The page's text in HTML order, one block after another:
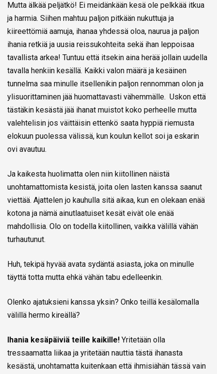
Mutta älkää peljätkö! Ei meidänkään kesä ole pelkkää itkua
ja harmia. Siihen mahtuu paljon pitkään nukuttuja ja
kiireettömiä aamuja, ihanaa yhdessä oloa, naurua ja paljon
ihania retkiä ja uusia reissukohteita sekä ihan leppoisaa
tavallista arkea! Tuntuu että itsekin aina herää jollain uudella
tavalla henkiin kesällä. Kaikki valon määrä ja kesäinen
tunnelma saa minulle itsellenikin paljon rennomman olon ja
ylisuorittaminen jää huomattavasti vähemmälle. Uskon että
tästäkin kesästä jää ihanat muistot koko perheelle mutta
valehtelisin jos väittäisin ettenkö saata hyppiä riemusta
elokuun puolessa välissä, kun koulun kellot soi ja eskarin
ovi avautuu.
Ja kaikesta huolimatta olen niin kiitollinen näistä
unohtamattomista kesistä, joita olen lasten kanssa saanut
viettää. Ajattelen jo kauhulla sitä aikaa, kun en olekaan enää
kotona ja nämä ainutlaatuiset kesät eivät ole enää
mahdollisia. Olo on todella kiitollinen, vaikka välillä vähän
turhautunut.
Huh, tekipä hyvää avata sydäntä asiasta, joka on minulle
täyttä totta mutta ehkä vähän tabu edelleenkin.
Olenko ajatuksieni kanssa yksin? Onko teillä kesälomalla
välillä hermo kireällä?
Ihania kesäpäiviä teille kaikille! Yritetään olla
tressaamatta liikaa ja yritetään nauttia tästä ihanasta
kesästä, unohtamatta kuitenkaan että ihmisiähän tässä vain